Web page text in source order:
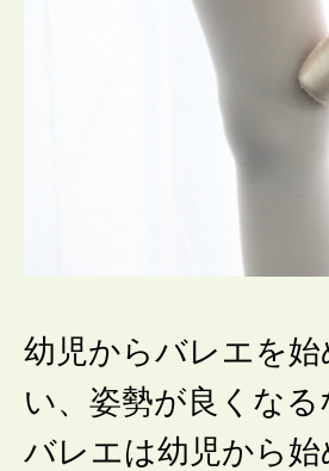
幼児からバレエを
い、姿勢が良くな
バレエは幼児から